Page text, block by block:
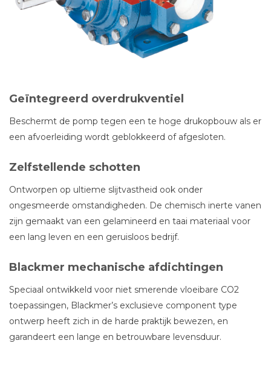
Geïntegreerd overdrukventiel
Beschermt de pomp tegen een te hoge drukopbouw als er
een afvoerleiding wordt geblokkeerd of afgesloten.
Zelfstellende schotten
Ontworpen op ultieme slijtvastheid ook onder
ongesmeerde omstandigheden. De chemisch inerte vanen
zijn gemaakt van een gelamineerd en taai materiaal voor
een lang leven en een geruisloos bedrijf.
Blackmer mechanische afdichtingen
Speciaal ontwikkeld voor niet smerende vloeibare CO2
toepassingen, Blackmer’s exclusieve component type
ontwerp heeft zich in de harde praktijk bewezen, en
garandeert een lange en betrouwbare levensduur.